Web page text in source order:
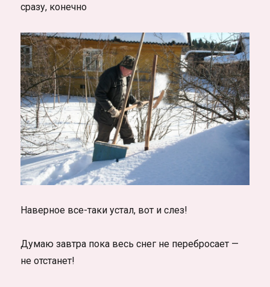
сразу, конечно
Наверное все-таки устал, вот и слез!
Думаю завтра пока весь снег не перебросает —
не отстанет!